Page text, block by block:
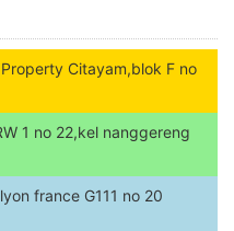
Citayam,blok F no
1 no 22,kel nanggereng
france G111 no 20